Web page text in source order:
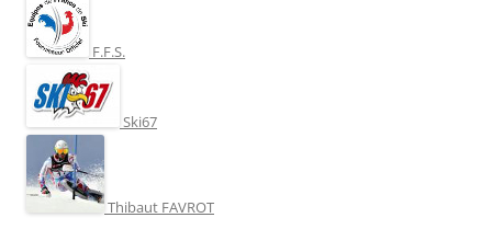
F.F.S.
Ski67
Thibaut FAVROT